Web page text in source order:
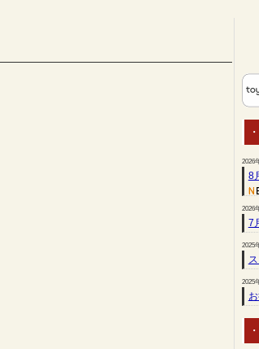
2026
8
2026
7
2025
2025